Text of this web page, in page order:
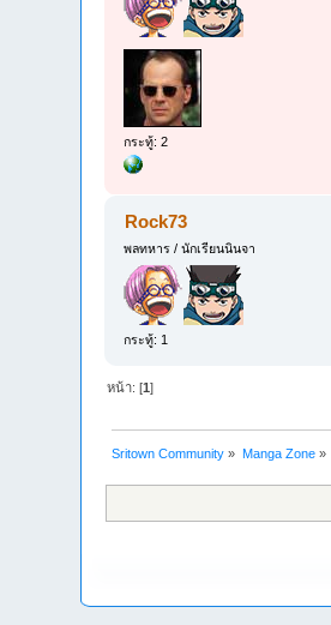
กระทู้: 2
Rock73
พลทหาร / นักเรียนนินจา
กระทู้: 1
หน้า: [1]
Sritown Community » Manga Zone»